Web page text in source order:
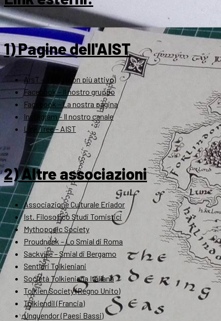
1) Pagine dell'AIST
ArsT – Il blog (non più attivo)
Facebook – Il nostro gruppo
Facebook – La nostra pagina
Instagram – Il nostro canale
Link Tree – AIST
2) Altre associazioni
Associazione Culturale Eriador
Ist. Filosofico Studi Tomistici
Mythopoeic Society
Proudneck – Lo Smial di Roma
Sackville – Smial di Bergamo
Sentieri Tolkieniani
Società Tolkieniana Italiana
Tolkien Society (Regno Unito)
Tolkiendil (Francia)
Unquendor (Paesi Bassi)